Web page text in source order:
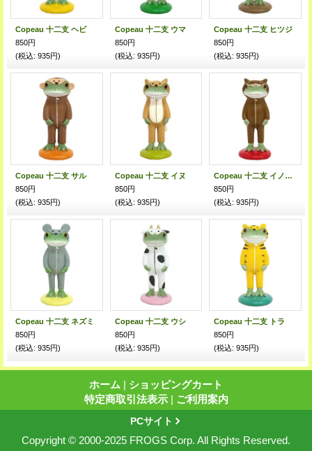
Copeau 十二支 ヘビ
850円
(税込: 935円)
Copeau 十二支 ウマ
850円
(税込: 935円)
Copeau 十二支 ヒツジ
850円
(税込: 935円)
Copeau 十二支 サル
850円
(税込: 935円)
Copeau 十二支 イヌ
850円
(税込: 935円)
Copeau 十二支 イノシシ
850円
(税込: 935円)
Copeau 十二支 ネズミ
850円
(税込: 935円)
Copeau 十二支 ウシ
850円
(税込: 935円)
Copeau 十二支 トラ
850円
(税込: 935円)
ホーム | ショッピングカート
特定商取引法表示 | ご利用案内
PCサイト
Copyright © 2000-2025 FROGS Corp. All Rights Reserved.